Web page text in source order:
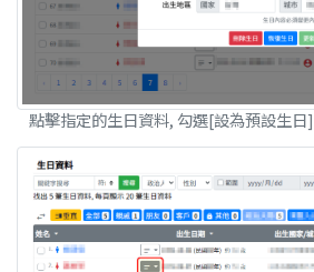
點擊指定的生日資料, 勾選[設為預設生